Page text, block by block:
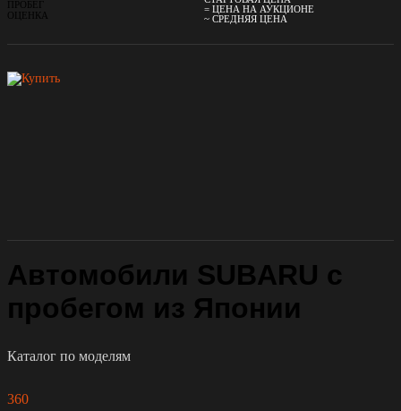
ПРОБЕГ
ОЦЕНКА
= ЦЕНА НА АУКЦИОНЕ
~ СРЕДНЯЯ ЦЕНА
Автомобили SUBARU с
пробегом из Японии
Каталог по моделям
360